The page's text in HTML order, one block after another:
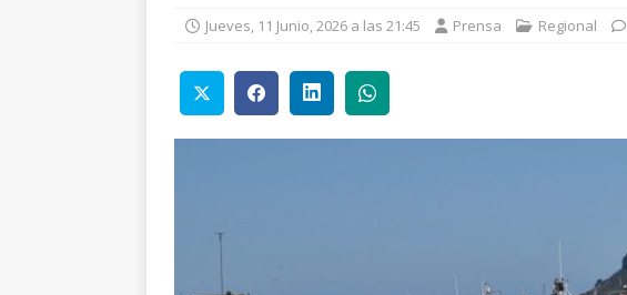
Jueves, 11 Junio, 2026 a las 21:45 Prensa Regional